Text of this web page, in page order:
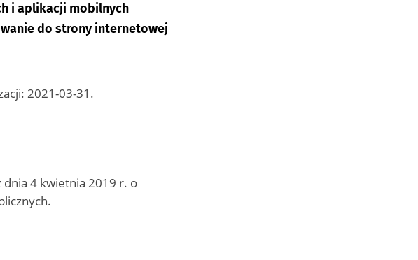
i aplikacji mobilnych
do strony internetowej
2021-03-31 .
dnia 4 kwietnia 2019 r. o